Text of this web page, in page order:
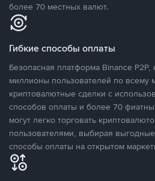
более 70 местных валют.
Гибкие способы оплаты
Безопасная платформа Binance
миллионы пользователей по всему
криптовалютные сделки с
способов оплаты и более 70
могут легко торговать
пользователями, выбирая
способы оплаты на открытом